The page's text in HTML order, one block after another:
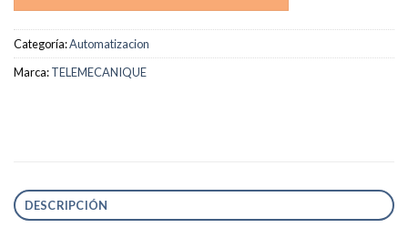
Categoría:Automatizacion
Marca:TELEMECANIQUE
DESCRIPCIÓN